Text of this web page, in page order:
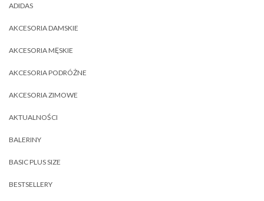
ADIDAS
AKCESORIA DAMSKIE
AKCESORIA MĘSKIE
AKCESORIA PODRÓŻNE
AKCESORIA ZIMOWE
AKTUALNOŚCI
BALERINY
BASIC PLUS SIZE
BESTSELLERY